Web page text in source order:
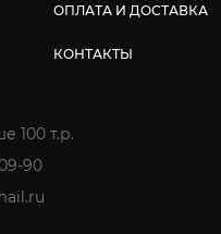
ОПЛАТА И ДОСТАВКА
КОНТАКТЫ
100 т.р.
90